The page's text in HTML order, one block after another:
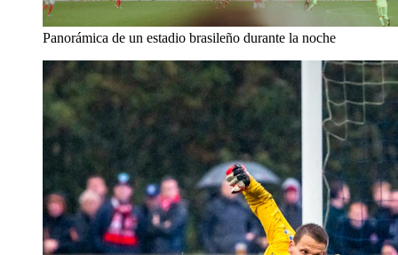
Panorámica de un estadio brasileño durante la noche